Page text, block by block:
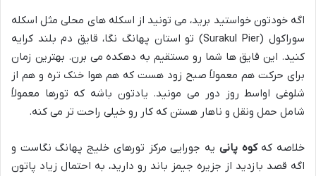
اگه خودتون خواستید برید، می تونید از اسکله های محلی مثل اسکله
سوراکول (Surakul Pier) تو استان پهانگ نگا، قایق دم بلند کرایه
کنید. این قایق ها شما رو مستقیم به دهکده می برن. بهترین زمان
برای حرکت هم معمولاً صبح زود هست که هم هوا خنک تره و هم از
شلوغی اواسط روز دور می مونید. یادتون باشه که تورها معمولاً
شامل حمل ونقل و ناهار هستن که کار رو خیلی راحت تر می کنه.
خلاصه کهکوه پانی یه جورایی مرکز تورهای خلیج پهانگ نگاست و
اگه قصد بازدید از جزیره جیمز باند رو دارید، به احتمال زیاد پاتون